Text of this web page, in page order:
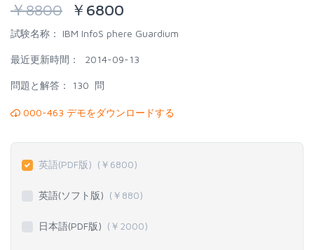
￥8800 ￥ 6800
試験名称： IBM InfoS phere Guardium
最近更新時間： 2014-09-13
問題と解答： 130 問
000-463 デモをダウンロードする
英語(PDF版) (￥ 6800)
英語(ソフト版) (￥ 880)
日本語(PDF版) (￥ 2000)